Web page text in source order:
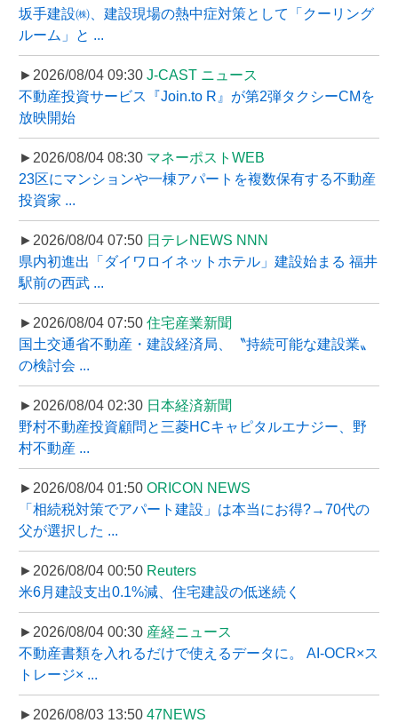
坂手建設㈱、建設現場の熱中症対策として「クーリング
ルーム」と ...
►2026/08/04 09:30 J-CAST ニュース
不動産投資サービス『Join.to R』が第2弾タクシーCMを
放映開始
►2026/08/04 08:30 マネーポストWEB
23区にマンションや一棟アパートを複数保有する不動産
投資家 ...
►2026/08/04 07:50 日テレNEWS NNN
県内初進出「ダイワロイネットホテル」建設始まる 福井
駅前の西武 ...
►2026/08/04 07:50 住宅産業新聞
国土交通省不動産・建設経済局、〝持続可能な建設業〟
の検討会 ...
►2026/08/04 02:30 日本経済新聞
野村不動産投資顧問と三菱HCキャピタルエナジー、野
村不動産 ...
►2026/08/04 01:50 ORICON NEWS
「相続税対策でアパート建設」は本当にお得?→70代の
父が選択した ...
►2026/08/04 00:50 Reuters
米6月建設支出0.1%減、住宅建設の低迷続く
►2026/08/04 00:30 産経ニュース
不動産書類を入れるだけで使えるデータに。 AI-OCR×ス
トレージ× ...
►2026/08/03 13:50 47NEWS